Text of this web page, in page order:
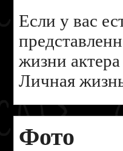
Если у вас
жизни
Личная
Фото